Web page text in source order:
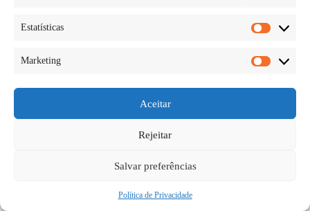
Estatísticas
Marketing
Aceitar
Rejeitar
Salvar preferências
Política de Privacidade
Albert Einstein é um dos maiores nomes da física
conhecidos. Talvez por sua forma de se vestir
despojada ou por usa famosa foto, que o alemão,
Copyright © 2026 - todos os direitos reservados.